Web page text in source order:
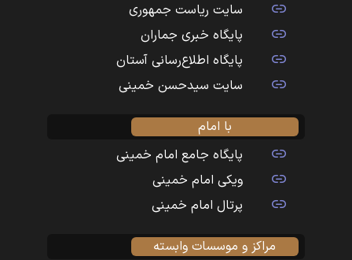
سایت ریاست جمهوری
پایگاه خبری جماران
پایگاه اطلاع‌رسانی آستان
سایت سیدحسن خمینی
با امام
پایگاه جامع امام خمینی
ویکی امام خمینی
پرتال امام خمینی
مراکز و موسسات وابسته